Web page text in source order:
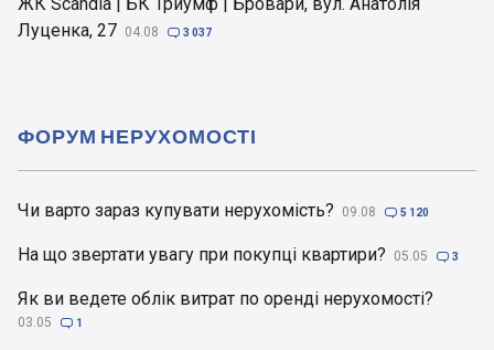
Луценка, 27 04.08  3 037
Чи варто зараз купувати нерухомість? 09.08  5 120
На що звертати увагу при покупці квартири? 05.05  3
Як ви ведете облік витрат по оренді нерухомості?
03.05  1
ФОРУМ НЕРУХОМОСТІ